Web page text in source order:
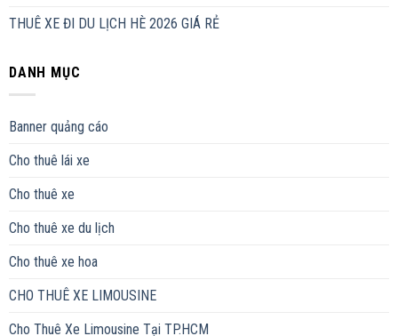
THUÊ XE ĐI DU LỊCH HÈ 2026 GIÁ RẺ
DANH MỤC
Banner quảng cáo
Cho thuê lái xe
Cho thuê xe
Cho thuê xe du lịch
Cho thuê xe hoa
CHO THUÊ XE LIMOUSINE
Cho Thuê Xe Limousine Tại TP.HCM